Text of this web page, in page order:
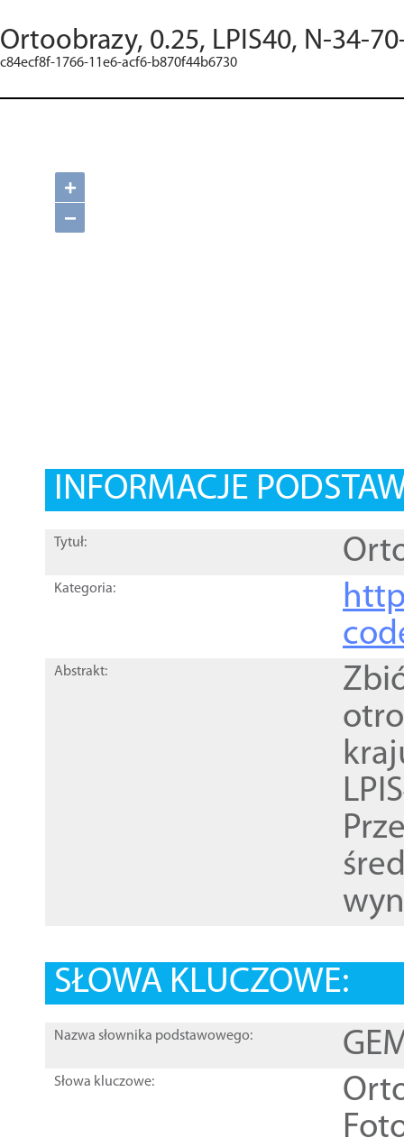
Ortoobrazy, 0.25, LPIS40, N-34-
c84ecf8f-1766-11e6-acf6-b870f44b6730
+
−
INFORMACJE
Tytuł:
Kategoria:
Abstrakt:
SŁOWA KLUCZOWE:
Nazwa słownika podstawowego:
Słowa kluczowe: